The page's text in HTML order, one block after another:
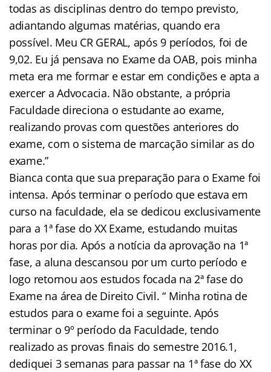
todas as disciplinas dentro do tempo previsto,
adiantando algumas matérias, quando era
possível. Meu CR GERAL, após 9 períodos, foi de
9,02. Eu já pensava no Exame da OAB, pois minha
meta era me formar e estar em condições e apta a
exercer a Advocacia. Não obstante, a própria
Faculdade direciona o estudante ao exame,
realizando provas com questões anteriores do
exame, com o sistema de marcação similar as do
exame.”
Bianca conta que sua preparação para o Exame foi
intensa. Após terminar o período que estava em
curso na faculdade, ela se dedicou exclusivamente
para a 1ª fase do XX Exame, estudando muitas
horas por dia. Após a notícia da aprovação na 1ª
fase, a aluna descansou por um curto período e
logo retornou aos estudos focada na 2ª fase do
Exame na área de Direito Civil. “ Minha rotina de
estudos para o exame foi a seguinte. Após
terminar o 9º período da Faculdade, tendo
realizado as provas finais do semestre 2016.1,
dediquei 3 semanas para passar na 1ª fase do XX